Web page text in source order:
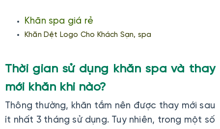
Khăn spa giá rẻ
Khăn Dệt Logo Cho Khách Sạn, spa
Thời gian sử dụng khăn spa và thay
mới khăn khi nào?
Thông thường, khăn tắm nên được thay mới sau
ít nhất 3 tháng sử dụng. Tuy nhiên, trong một số